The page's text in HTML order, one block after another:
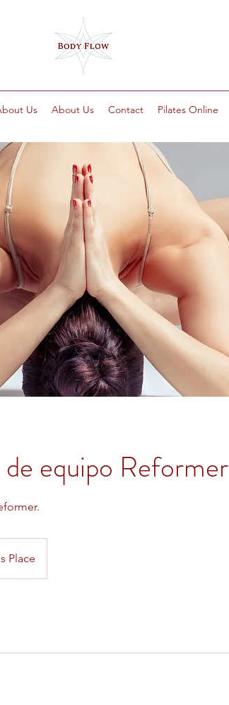
Us About Us Contact Pilates Online
equipo Reformer
Place